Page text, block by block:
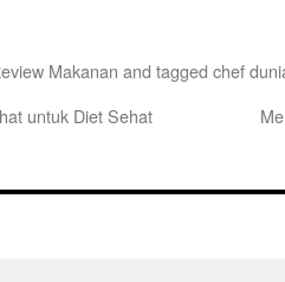
Makanan and tagged chef
untuk Diet Sehat